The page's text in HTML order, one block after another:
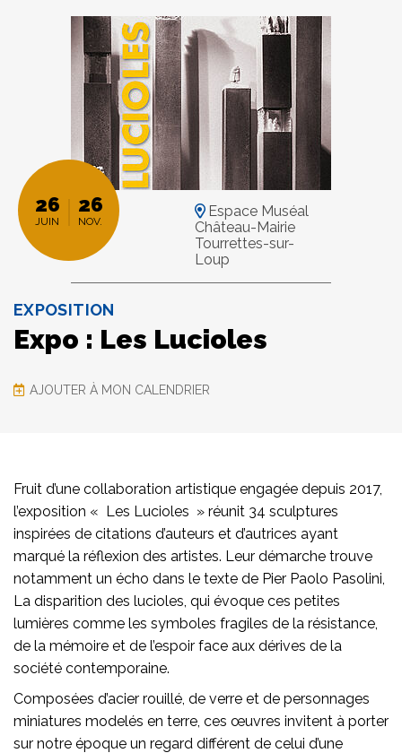
26
JUIN
26
NOV.
Espace Muséal
Château-Mairie
Tourrettes-sur-
Loup
EXPOSITION
Expo : Les Lucioles
AJOUTER À MON CALENDRIER
Fruit d’une collaboration artistique engagée depuis 2017,
l’exposition « Les Lucioles » réunit 34 sculptures
inspirées de citations d’auteurs et d’autrices ayant
marqué la réflexion des artistes. Leur démarche trouve
notamment un écho dans le texte de Pier Paolo Pasolini,
La disparition des lucioles, qui évoque ces petites
lumières comme les symboles fragiles de la résistance,
de la mémoire et de l’espoir face aux dérives de la
société contemporaine.
Composées d’acier rouillé, de verre et de personnages
miniatures modelés en terre, ces œuvres invitent à porter
sur notre époque un regard différent de celui d’une